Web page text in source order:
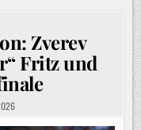
Zverev
Fritz und